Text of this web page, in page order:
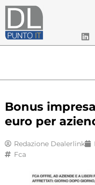
Bonus
euro per
Redazione Dealerlink
Fca